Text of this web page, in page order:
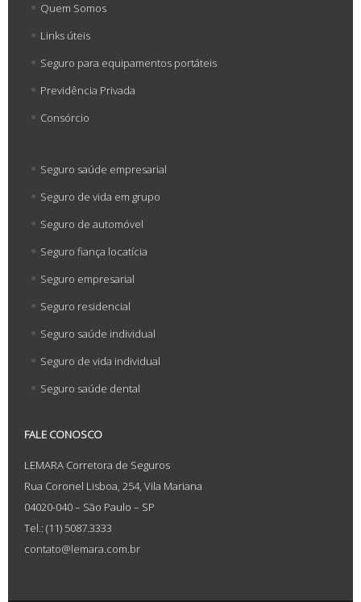
Quem Somos
Links úteis
Seguro para equipamentos portáteis
Previdência Privada
Consórcio
Seguro saúde empresarial
Seguro de vida em grupo
Seguro de automóvel
Seguro fiança locatícia
Seguro empresarial
Seguro residencial
Seguro saúde individual
Seguro de vida individual
Seguro saúde dental
FALE CONOSCO
LEMARA Corretora de Seguros
Rua Coronel Lisboa, 254, Vila Mariana
04020-040 – São Paulo – SP
Tel.: (11) 5087.3333
contato@lemara.com.br